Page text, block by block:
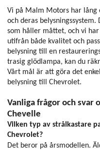
Vi på Malm Motors har lång
och deras
som håller måttet, och vi
utifrån både kvalitet och
belysning till en
trasig glödlampa, kan du
Vårt mål är att göra det
belysning till Chevrolet.
Vanliga frågor och svar
Chevelle
Vilken typ av strålkastare
Chevrolet?
Det beror på årsmodellen.